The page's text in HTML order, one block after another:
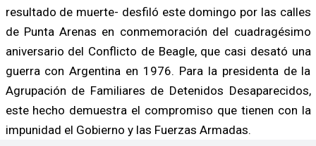
resultado de muerte- desfiló este domingo por las calles
de Punta Arenas en conmemoración del cuadragésimo
aniversario del Conflicto de Beagle, que casi desató una
guerra con Argentina en 1976. Para la presidenta de la
Agrupación de Familiares de Detenidos Desaparecidos,
este hecho demuestra el compromiso que tienen con la
impunidad el Gobierno y las Fuerzas Armadas.